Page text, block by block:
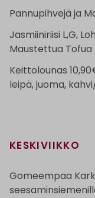
Pannupihvejä ja
Jasmiiniriisi L,G,
Maustettua Tofua
Keittolounas
leipä, juoma,
KESKIVIIKKO
Gomeempaa